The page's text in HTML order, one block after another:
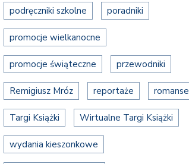
podręczniki szkolne poradniki
promocje wielkanocne
promocje świąteczne przewodniki
Remigiusz Mróz reportaże romanse
Targi Książki Wirtualne Targi Książki
wydania kieszonkowe